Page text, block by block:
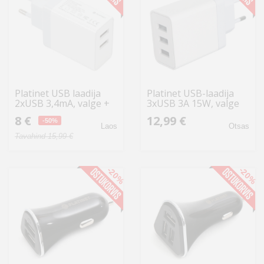
Platinet USB laadija
2xUSB 3,4mA, valge +
kaabel (43723)
8 € -50%
Tavahind 15,99 €
Laos
Platinet USB-laadija
3xUSB 3A 15W, valge
12,99 € Otsas
-20% -20%